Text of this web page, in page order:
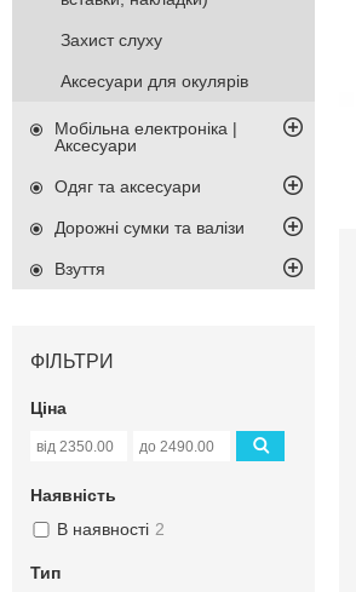
Захист слуху
Аксесуари для окулярів
Мобільна електроніка |
Аксесуари
Одяг та аксесуари
Дорожні сумки та валізи
Взуття
ФІЛЬТРИ
Ціна
Наявність
В наявності 2
Тип